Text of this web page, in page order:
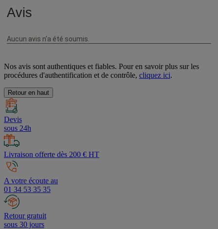
Nos avis sont authentiques et fiables. Pour en savoir plus sur les
procédures d'authentification et de contrôle, cliquez ici.
Retour en haut
Devis
sous 24h
Livraison offerte dès 200 € HT
A votre écoute au
01 34 53 35 35
Retour gratuit
sous 30 jours